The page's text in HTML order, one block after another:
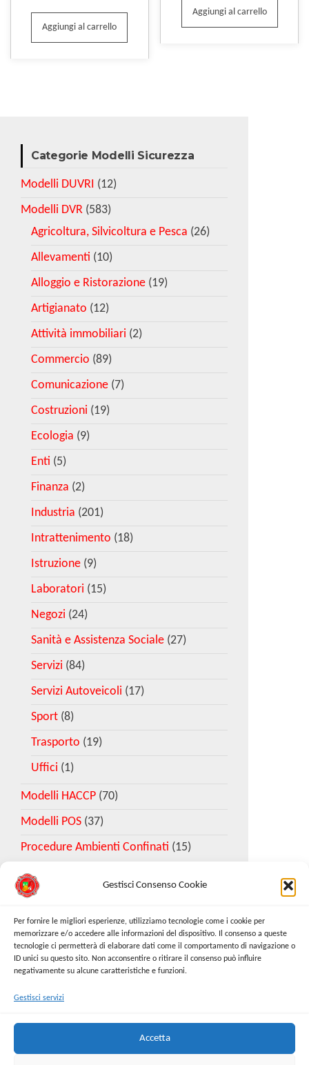
Gestisci Consenso Cookie
Per fornire le migliori esperienze, utilizziamo tecnologie come i cookie per
memorizzare e/o accedere alle informazioni del dispositivo. Il consenso a queste
tecnologie ci permetterà di elaborare dati come il comportamento di navigazione o
ID unici su questo sito. Non acconsentire o ritirare il consenso può influire
negativamente su alcune caratteristiche e funzioni.
Gestisci servizi
Accetta
Aggiungi al carrello
Aggiungi al carrello
Categorie Modelli Sicurezza
Modelli DUVRI (12)
Modelli DVR (583)
Agricoltura, Silvicoltura e Pesca (26)
Allevamenti (10)
Alloggio e Ristorazione (19)
Artigianato (12)
Attività immobiliari (2)
Commercio (89)
Comunicazione (7)
Costruzioni (19)
Ecologia (9)
Enti (5)
Finanza (2)
Industria (201)
Intrattenimento (18)
Istruzione (9)
Laboratori (15)
Negozi (24)
Sanità e Assistenza Sociale (27)
Servizi (84)
Servizi Autoveicoli (17)
Sport (8)
Trasporto (19)
Uffici (1)
Modelli HACCP (70)
Modelli POS (37)
Procedure Ambienti Confinati (15)
Richiedi Modello